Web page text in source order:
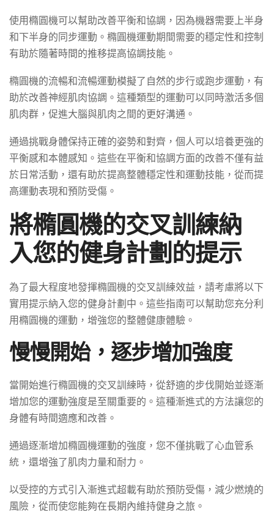
使用橢圓機可以幫助改善平衡和協調，因為機器需要上半身
和下半身的同步運動。橢圓機運動期間需要的穩定性和控制
有助於隨著時間的推移提高協調技能。
橢圓機的流暢和流暢運動模擬了自然的步行或跑步運動，有
助於改善神經肌肉協調。這種類型的運動可以同時激活多個
肌肉群，促進大腦與肌肉之間的更好溝通。
通過挑戰身體保持正確的姿勢和對齊，個人可以培養更強的
平衡感和本體感知。這些在平衡和協調方面的改善不僅有益
於日常活動，還有助於提高整體穩定性和運動技能，從而提
高運動表現和預防受傷。
將橢圓機的交叉訓練納
入您的健身計劃的提示
為了最大程度地發揮橢圓機的交叉訓練效益，請考慮將以下
實用提示納入您的健身計劃中。這些指南可以幫助您充分利
用橢圓機的運動，增強您的整體健康體驗。
慢慢開始，逐步增加強度
當開始進行橢圓機的交叉訓練時，從舒適的步伐開始並逐漸
增加您的運動強度是至關重要的。這種漸進式的方法讓您的
身體有時間適應和改善。
通過逐漸增加橢圓機運動的強度，您不僅挑戰了心血管系
統，還增強了肌肉力量和耐力。
以受控的方式引入漸進式超載有助於預防受傷，減少燃燒的
風險，從而使您能夠在長期內維持健身之旅。